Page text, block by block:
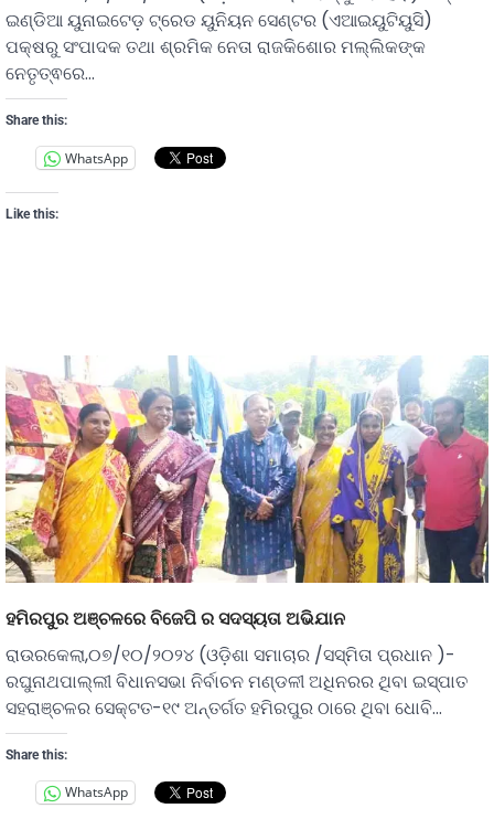
ଇଣ୍ଡିଆ ୟୁନାଇଟେଡ଼ ଟ୍ରେଡ ୟୁନିୟନ ସେଣ୍ଟର (ଏଆଇୟୁଟିୟୁସି)
ପକ୍ଷରୁ ସଂପାଦକ ତଥା ଶ୍ରମିକ ନେତା ରାଜକିଶୋର ମଲ୍ଲିକଙ୍କ
ନେତୃତ୍ଵରେ…
Share this:
WhatsApp
Like this:
ହମିରପୁର ଅଞ୍ଚଳରେ ବିଜେପି ର ସଦସ୍ୟତା ଅଭିଯାନ
ରାଉରକେଲା,୦୭/୧୦/୨୦୨୪ (ଓଡ଼ିଶା ସମାଚାର /ସସ୍ମିତା ପ୍ରଧାନ )-
ରଘୁନାଥପାଲ୍ଲୀ ବିଧାନସଭା ନିର୍ବାଚନ ମଣ୍ଡଳୀ ଅଧିନରର ଥିବା ଇସ୍ପାତ
ସହରାଞ୍ଚଳର ସେକ୍ଟତ-୧୯ ଅନ୍ତର୍ଗତ ହମିରପୁର ଠାରେ ଥିବା ଧୋବି…
Share this:
WhatsApp